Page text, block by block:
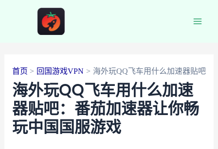
首页 回国游戏VPN 海外玩QQ飞车用什么加速器贴吧
海外玩QQ飞车用什么加速
器贴吧：番茄加速器让你畅
玩中国国服游戏